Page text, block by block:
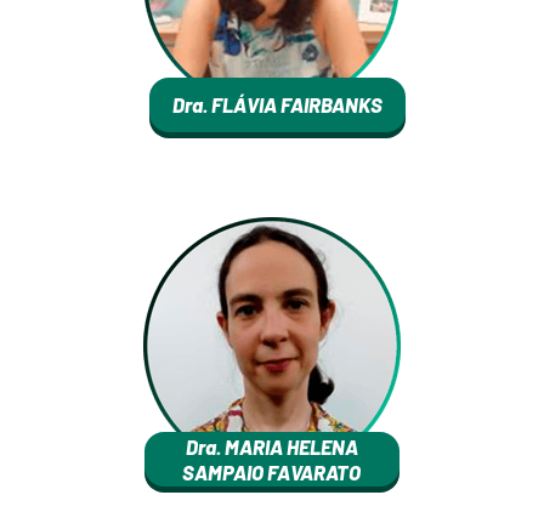
Dra. FLÁVIA FAIRBANKS
Dra. MARIA HELENA
SAMPAIO FAVARATO